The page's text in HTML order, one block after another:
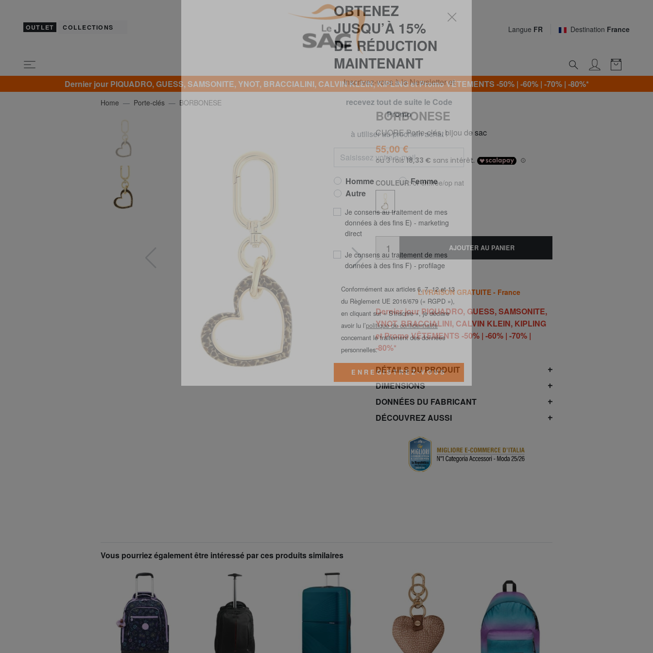
OUTLET COLLECTIONS Langue FR Destination France
Dernier jour PIQUADRO, GUESS, SAMSONITE, YNOT, BRACCIALINI, CALVIN KLEIN, KIPLING et Promo VÊTEMENTS -50% | -60% | -70% | -80%*
Home Porte-clés BORBONESE
BORBONESE
CUORE Porte-clés, bijou de sac
55,00 €
COULEUR: or ch.free/op nat
AJOUTER AU PANIER
LIVRAISON GRATUITE - France
Dernier jour PIQUADRO, GUESS, SAMSONITE,
YNOT, BRACCIALINI, CALVIN KLEIN, KIPLING
et Promo VÊTEMENTS -50% | -60% | -70% |
-80%*
DÉTAILS DU PRODUIT
DIMENSIONS
DONNÉES DU FABRICANT
DÉCOUVREZ AUSSI
Vous pourriez également être intéressé par ces produits similaires
OBTENEZ
JUSQU’À 15%
DE RÉDUCTION
MAINTENANT
Inscrivez-vous à la Newsletter et
recevez tout de suite le Code
Promo
à utiliser au prochain achat !
Homme
Autre
Je consens au traitement de mes
données à des fins E) - marketing
direct
Je consens au traitement de mes
Conformément aux articles 6, 7, 12 et 13
du Règlement UE 2016/679 (« RGPD »),
en cliquant sur « S'inscrire », je déclare
avoir lu l’politique de confidentialité
concernant le traitement des données
personnelles.
ENREGISTREZ-VOUS